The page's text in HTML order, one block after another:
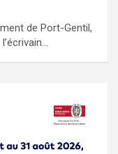
de Port-Gentil,